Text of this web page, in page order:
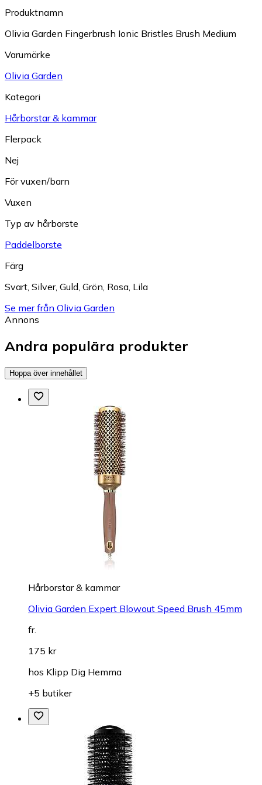
Produktnamn
Olivia Garden Fingerbrush Ionic Bristles Brush Medium
Varumärke
Olivia Garden
Kategori
Hårborstar & kammar
Flerpack
Nej
För vuxen/barn
Vuxen
Typ av hårborste
Paddelborste
Färg
Svart, Silver, Guld, Grön, Rosa, Lila
Se mer från Olivia Garden
Annons
Andra populära produkter
Hoppa över innehållet
Hårborstar & kammar
Olivia Garden Expert Blowout Speed Brush 45mm
fr.
175 kr
hos Klipp Dig Hemma
+5 butiker